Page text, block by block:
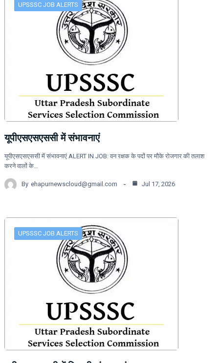
UPSSSC JOB ALERTS
यूपीएसएसएससी में संभावनाएं
यूपीएसएसएससी में संभावनाएं ALERT IN JOB: वन रक्षक के पदों पर मौके रोजगार की तलाश
करने वालों के…
By ehapurnewscloud@gmail.com Jul 17, 2026
UPSSSC JOB ALERTS